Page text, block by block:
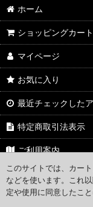
ホーム
ショッピングカート
マイページ
お気に入り
最近チェックした
特定商取引法表示
ご利用案内
お問い合わせ
このサイトでは、カー
などを使います。これ
定や使用に同意したこ